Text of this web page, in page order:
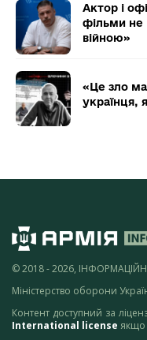
Актор і
фільми не
війною»
«Це зло
українця,
© 2018 - 2026,
Міністерство оборони
Контент доступний за
International license якщо